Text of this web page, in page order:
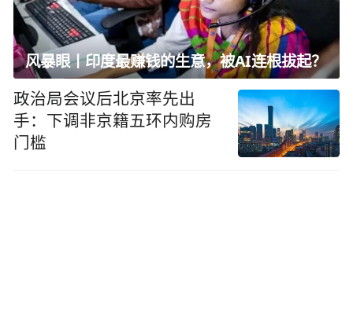
风暴眼丨印度最赚钱的生意，被AI连根拔起？
政治局会议后北京率先出
手：下调非京籍五环内购房
门槛